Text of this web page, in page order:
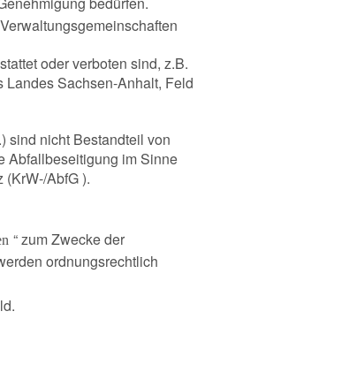
oder verboten sind, z.B.
Landes Sachsen-Anhalt, Feld
sind nicht Bestandteil von
Abfallbeseitigung im Sinne
AbfG ).
“ zum Zwecke der
ordnungsrechtlich